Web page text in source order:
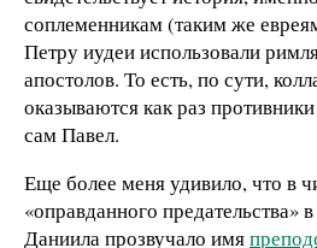
соплеменникам (таким же
Петру иудеи использовали
апостолов. То есть, по сути,
оказываются как раз
сам Павел.
Еще более меня удивило, что в
«оправданного предательства»
Даниила прозвучало имя